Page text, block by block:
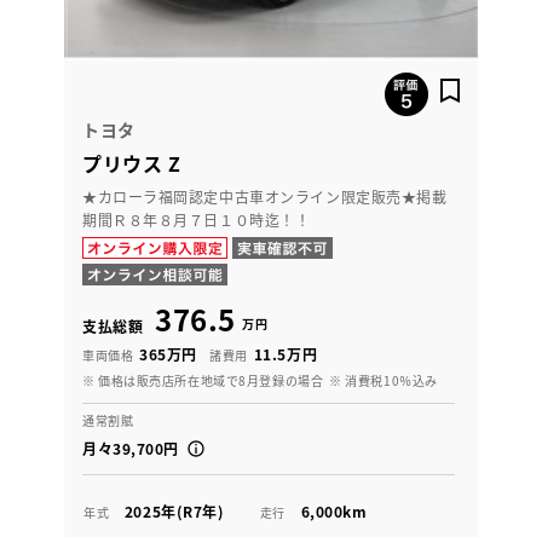
トヨタ
プリウス Z
★カローラ福岡認定中古車オンライン限定販売★掲載
期間Ｒ８年８月７日１０時迄！！
支払総額 376.5 万円
車両価格 365万円 諸費用 11.5万円
※ 価格は販売店所在地域で8月登録の場合 ※ 消費税10％込み
通常割賦
月々39,700円
年式 2025年(R7年) 走行
6,000km